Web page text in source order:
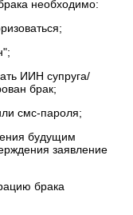
необходимо:
ИИН супруга/
брак;
смс-пароля;
будущим
заявление
брака